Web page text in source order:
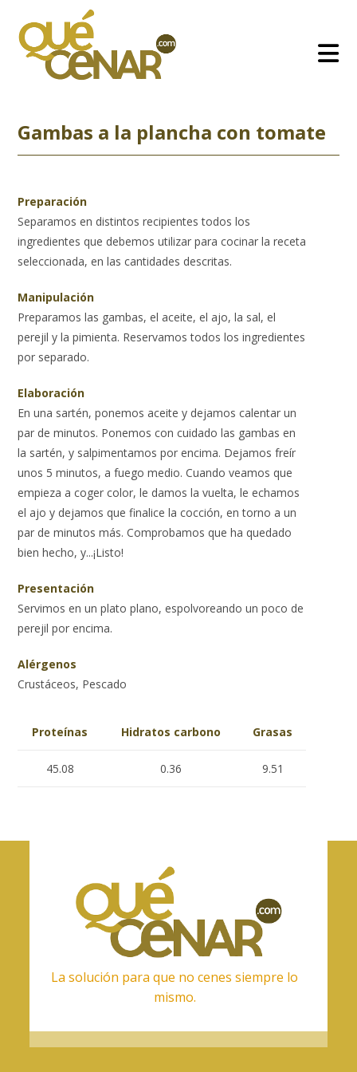
contenido
Gambas a la plancha con tomate
Preparación
Separamos en distintos recipientes todos los
ingredientes que debemos utilizar para cocinar la receta
seleccionada, en las cantidades descritas.
Manipulación
Preparamos las gambas, el aceite, el ajo, la sal, el
perejil y la pimienta. Reservamos todos los ingredientes
por separado.
Elaboración
En una sartén, ponemos aceite y dejamos calentar un
par de minutos. Ponemos con cuidado las gambas en
la sartén, y salpimentamos por encima. Dejamos freír
unos 5 minutos, a fuego medio. Cuando veamos que
empieza a coger color, le damos la vuelta, le echamos
el ajo y dejamos que finalice la cocción, en torno a un
par de minutos más. Comprobamos que ha quedado
bien hecho, y...¡Listo!
Presentación
Servimos en un plato plano, espolvoreando un poco de
perejil por encima.
Alérgenos
Crustáceos, Pescado
Proteínas Hidratos carbono Grasas
45.08 0.36 9.51
La solución para que no cenes siempre lo
mismo.